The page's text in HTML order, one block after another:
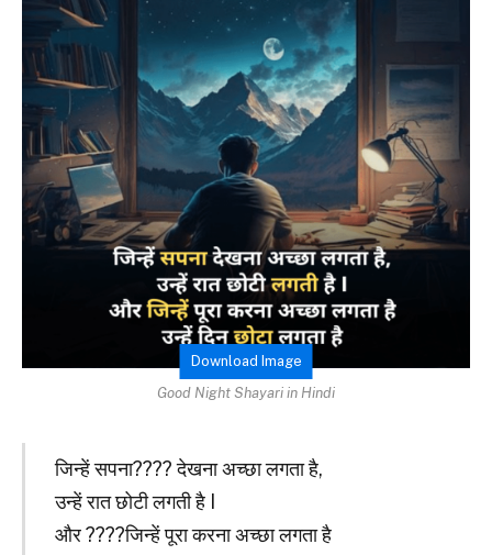
Download Image
Good Night Shayari in Hindi
जिन्हें सपना???? देखना अच्छा लगता है,
उन्हें रात छोटी लगती है I
और ????जिन्हें पूरा करना अच्छा लगता है